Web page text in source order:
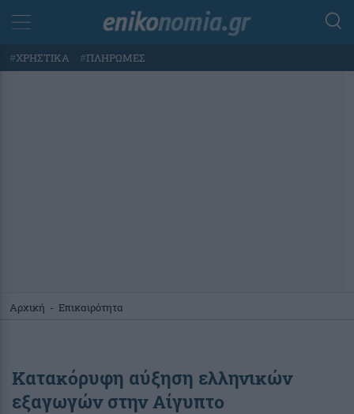
#ΧΡΗΣΤΙΚΑ #ΠΛΗΡΩΜΕΣ
Αρχική - Επικαιρότητα
Κατακόρυφη αύξηση ελληνικών
εξαγωγών στην Αίγυπτο